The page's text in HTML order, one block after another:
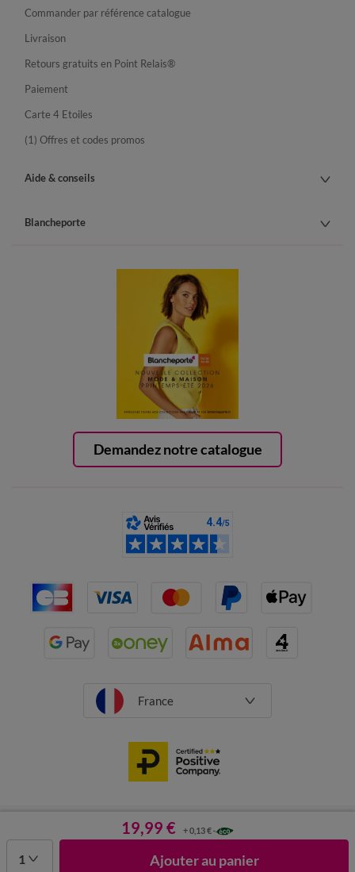
19,99 € + 0,13 €
1 Ajouter au panier
Demandez notre catalogue
Commander par référence catalogue
Livraison
Retours gratuits en Point Relais®
Paiement
Carte 4 Etoiles
(1) Offres et codes promos
Aide & conseils
Blancheporte
France
Mentions légales Données personnelles